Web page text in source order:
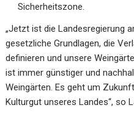
Sicherheitszone.
„Jetzt ist die Landesregierung
gesetzliche Grundlagen, die
definieren und unsere
ist immer günstiger und
Weingärten. Es geht um
Kulturgut unseres Landes“, so